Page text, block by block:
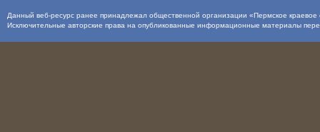
Данный веб-ресурс ранее принадлежал общественной организации «Пермское
Исключительные авторские права на опубликованные информационные материалы